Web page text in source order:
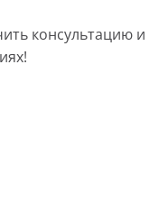
консультацию и